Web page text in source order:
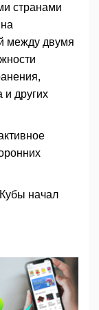
странами
между двумя
и других
начал